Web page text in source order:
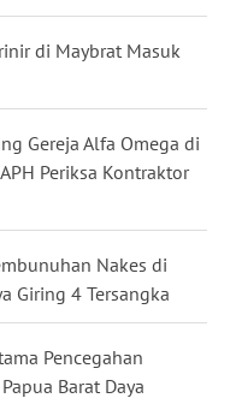
di Maybrat Masuk
Gereja Alfa Omega di
Periksa Kontraktor
Nakes di
Giring 4 Tersangka
Pencegahan
Barat Daya